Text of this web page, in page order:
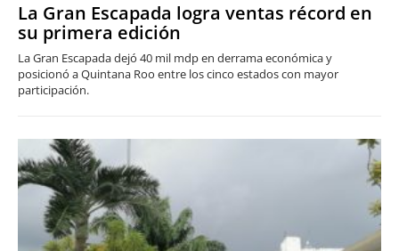
La Gran Escapada logra ventas récord en
su primera edición
La Gran Escapada dejó 40 mil mdp en derrama económica y
posicionó a Quintana Roo entre los cinco estados con mayor
participación.